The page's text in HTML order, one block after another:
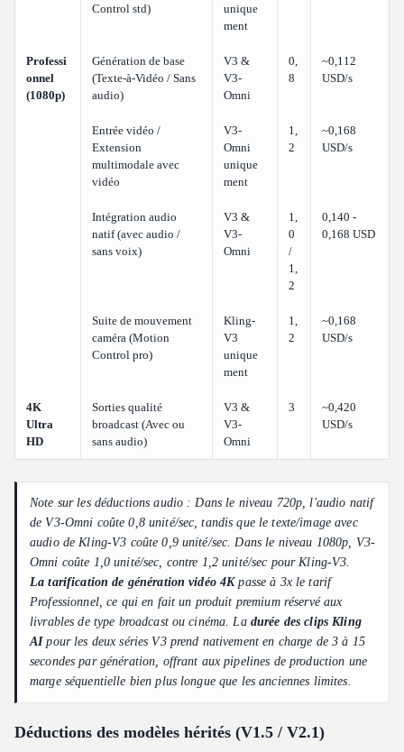
Control std)
unique
ment
Professi
onnel
(1080p)
Génération de base
(Texte-à-Vidéo / Sans
audio)
V3 &
V3-
Omni
0,
8
~0,112
USD/s
Entrée vidéo /
Extension
multimodale avec
vidéo
V3-
Omni
unique
ment
1,
2
~0,168
USD/s
Intégration audio
natif (avec audio /
sans voix)
V3 &
V3-
Omni
1,
0
/
1,
2
0,140 -
0,168 USD
Suite de mouvement
caméra (Motion
Control pro)
Kling-
V3
unique
ment
1,
2
~0,168
USD/s
4K
Ultra
HD
Sorties qualité
broadcast (Avec ou
sans audio)
V3 &
V3-
Omni
3
~0,420
USD/s
Note sur les déductions audio : Dans le niveau 720p, l'audio natif
de V3-Omni coûte 0,8 unité/sec, tandis que le texte/image avec
audio de Kling-V3 coûte 0,9 unité/sec. Dans le niveau 1080p, V3-
Omni coûte 1,0 unité/sec, contre 1,2 unité/sec pour Kling-V3.
La tarification de génération vidéo 4Kpasse à 3x le tarif
Professionnel, ce qui en fait un produit premium réservé aux
livrables de type broadcast ou cinéma. La durée des clips Kling
AIpour les deux séries V3 prend nativement en charge de 3 à 15
secondes par génération, offrant aux pipelines de production une
marge séquentielle bien plus longue que les anciennes limites.
Déductions des modèles hérités (V1.5 / V2.1)